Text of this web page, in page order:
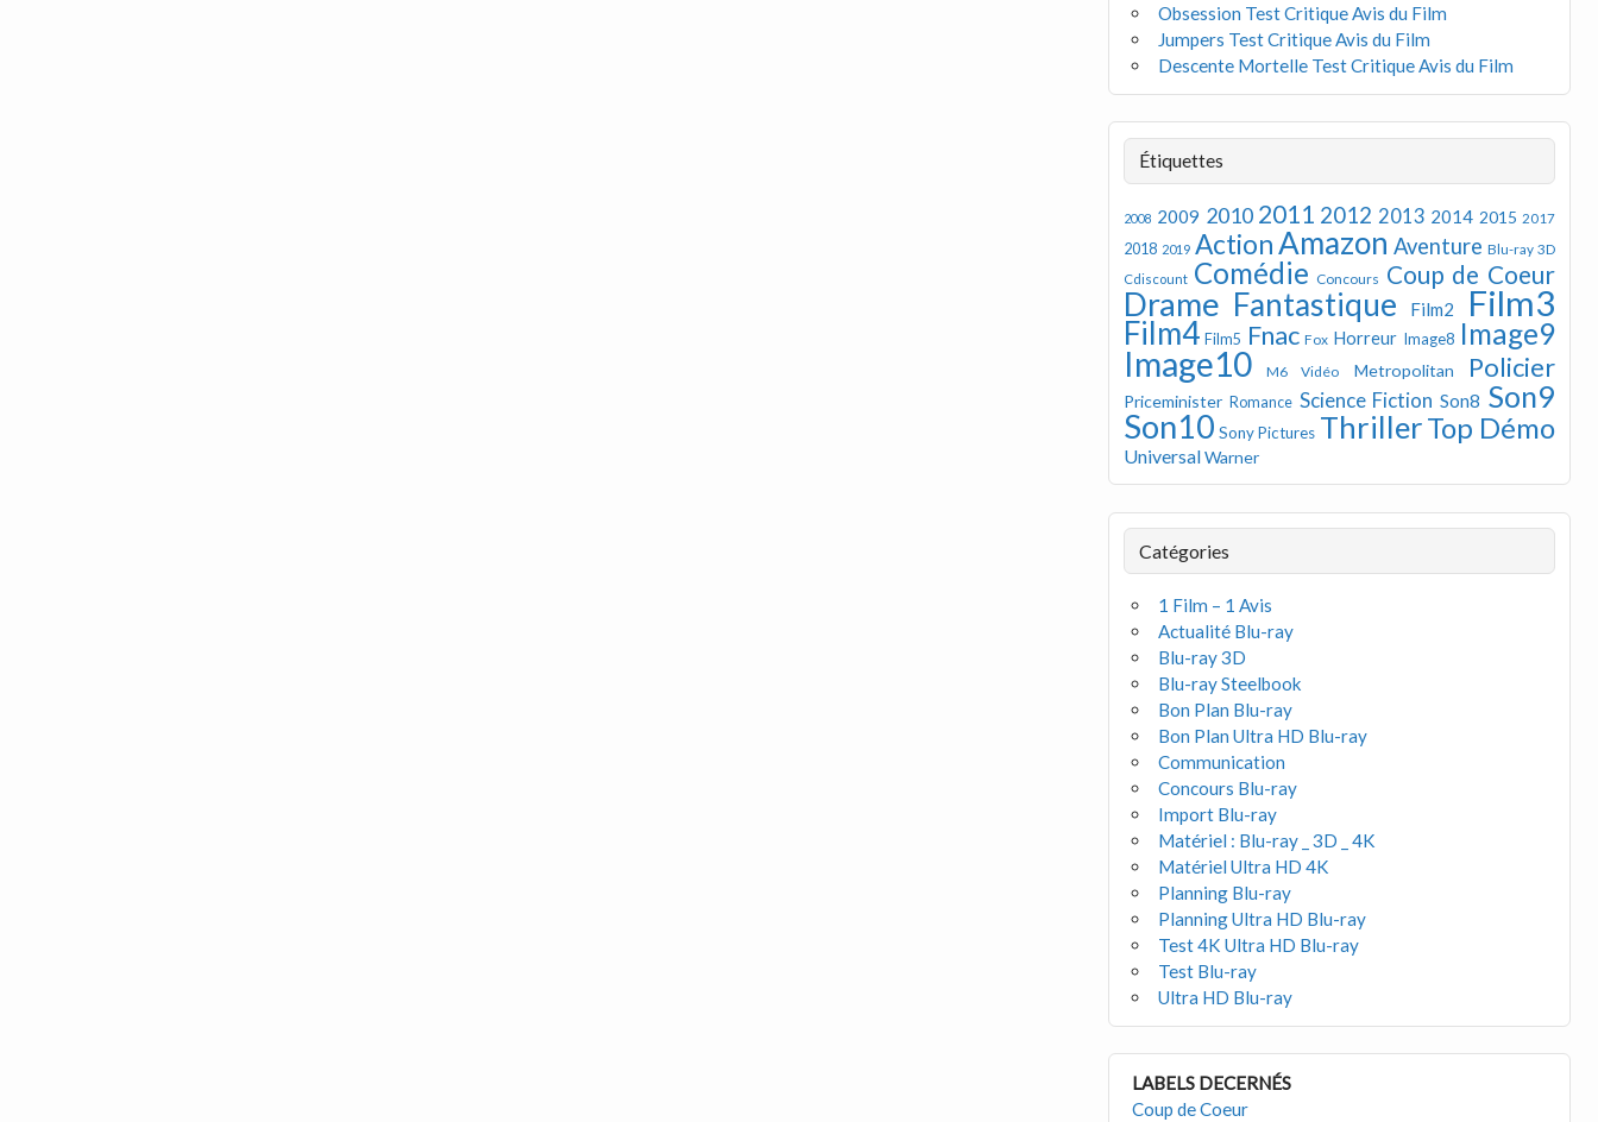
Obsession Test Critique Avis du Film
Jumpers Test Critique Avis du Film
Descente Mortelle Test Critique Avis du Film
Étiquettes
2008 2009 2010 2011 2012 2013 2014 2015 2017
2018 2019 ActionAmazon Aventure Blu-ray 3D
Cdiscount Comédie Concours Coup de Coeur
Drame Fantastique Film2 Film3
Film4 Film5 Fnac Fox Horreur Image8 Image9
Image10 M6 Vidéo Metropolitan Policier
Priceminister Romance Science Fiction Son8 Son9
Son10 Sony Pictures ThrillerTop Démo
UniversalWarner
Catégories
1 Film – 1 Avis
Actualité Blu-ray
Blu-ray 3D
Blu-ray Steelbook
Bon Plan Blu-ray
Bon Plan Ultra HD Blu-ray
Communication
Concours Blu-ray
Import Blu-ray
Matériel : Blu-ray _ 3D _ 4K
Matériel Ultra HD 4K
Planning Blu-ray
Planning Ultra HD Blu-ray
Test 4K Ultra HD Blu-ray
Test Blu-ray
Ultra HD Blu-ray
LABELS DECERNÉS
Coup de Coeur